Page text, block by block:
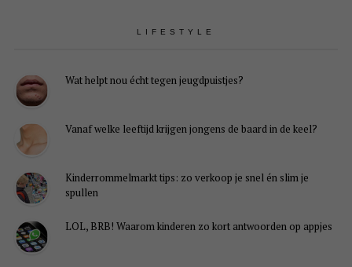
LIFESTYLE
Wat helpt nou écht tegen jeugdpuistjes?
Vanaf welke leeftijd krijgen jongens de baard in de keel?
Kinderrommelmarkt tips: zo verkoop je snel én slim je
spullen
LOL, BRB! Waarom kinderen zo kort antwoorden op appjes